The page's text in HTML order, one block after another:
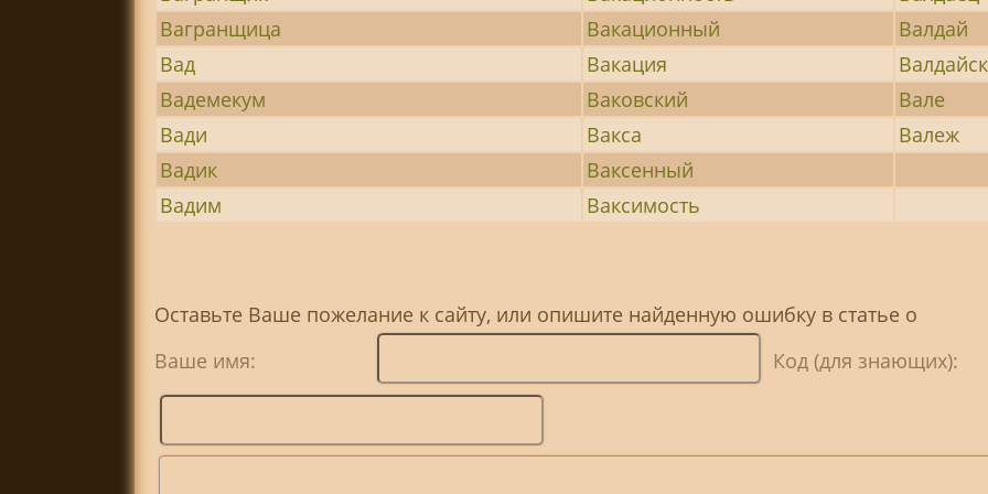
Вагранщица
Вакационный
Валдай
Вад
Вакация
Вадемекум
Ваковский
Вале
Вади
Вакса
Валеж
Вадик
Ваксенный
Вадим
Ваксимость
Оставьте Ваше пожелание к сайту, или опишите найденную ошибку в статье о
Ваше имя:
Код (для знающих):